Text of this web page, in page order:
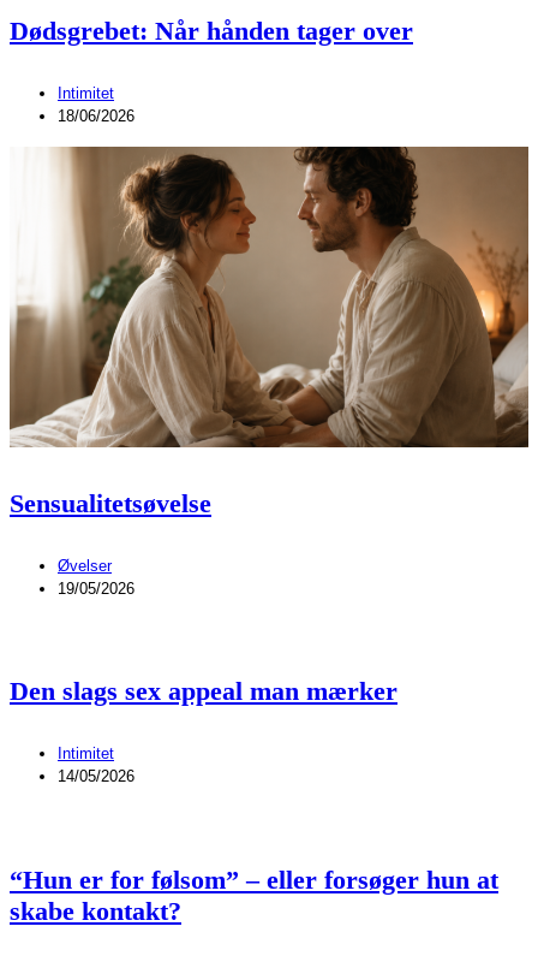
Dødsgrebet: Når hånden tager over
Intimitet
18/06/2026
Sensualitetsøvelse
Øvelser
19/05/2026
Den slags sex appeal man mærker
Intimitet
14/05/2026
“Hun er for følsom” – eller forsøger hun at
skabe kontakt?